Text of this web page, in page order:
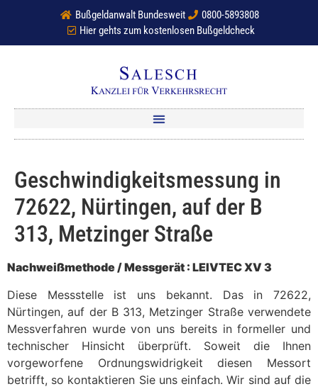
Bußgeldanwalt Bundesweit
0800-5893808
Hier gehts zum kostenlosen Bußgeldcheck
Geschwindigkeitsmessung in
72622, Nürtingen, auf der B
313, Metzinger Straße
Nachweißmethode / Messgerät : LEIVTEC XV 3
Diese Messstelle ist uns bekannt. Das in 72622,
Nürtingen, auf der B 313, Metzinger Straße verwendete
Messverfahren wurde von uns bereits in formeller und
technischer Hinsicht überprüft. Soweit die Ihnen
vorgeworfene Ordnungswidrigkeit diesen Messort
betrifft, so kontaktieren Sie uns einfach. Wir sind auf die